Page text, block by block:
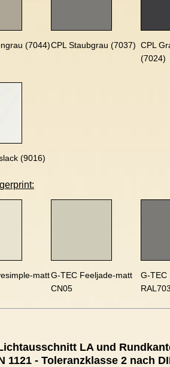
(7044)CPL Staubgrau (7037) CPL
(7024)
(9016)
mattG-TEC Feeljade-matt
CN05
G-TEC
LA und
1121 - Toleranzklasse 2 nach